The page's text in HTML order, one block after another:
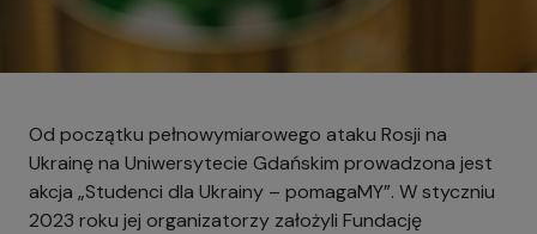
Od początku pełnowymiarowego ataku Rosji na
Ukrainę na Uniwersytecie Gdańskim prowadzona jest
akcja „Studenci dla Ukrainy – pomagaMY”. W styczniu
2023 roku jej organizatorzy założyli Fundację